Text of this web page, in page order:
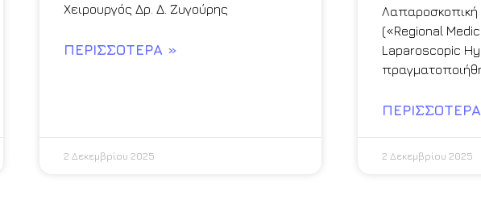
Χειρουργός Δρ. Δ. Ζυγούρης
ΠΕΡΙΣΣΌΤΕΡΑ »
2 Δεκεμβρίου 2025
Λαπαροσκοπική
(«Regional
Laparoscopic
2 Δεκεμβρίου 2025